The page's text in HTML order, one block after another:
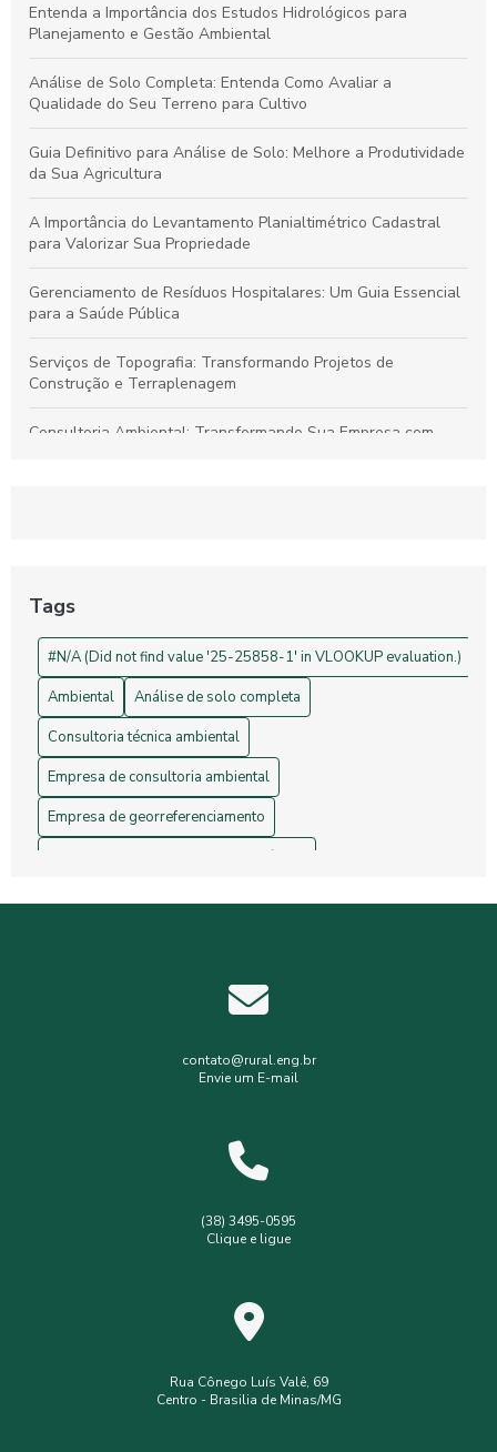
Entenda a Importância dos Estudos Hidrológicos para
Planejamento e Gestão Ambiental
Análise de Solo Completa: Entenda Como Avaliar a
Qualidade do Seu Terreno para Cultivo
Guia Definitivo para Análise de Solo: Melhore a Produtividade
da Sua Agricultura
A Importância do Levantamento Planialtimétrico Cadastral
para Valorizar Sua Propriedade
Gerenciamento de Resíduos Hospitalares: Um Guia Essencial
para a Saúde Pública
Serviços de Topografia: Transformando Projetos de
Construção e Terraplenagem
Consultoria Ambiental: Transformando Sua Empresa com
Drones na Topografia: Revolucionando Medições e Mapas
Tags
#N/A (Did not find value '25-25858-1' in VLOOKUP evaluation.)
Ambiental
Análise de solo completa
Consultoria técnica ambiental
Empresa de consultoria ambiental
Empresa de georreferenciamento
Empresa de gerenciamento de resíduos
Gerenciamento de resíduos hospitalares
Gerenciamento de resíduos sólidos
Levantamento planialtimétrico cadastral
Levantamento topográfico com drone
analise de solo interpretação
assistência técnica
contato@rural.eng.br
Envie um E-mail
(38) 3495-0595
Clique e ligue
Rua Cônego Luís Valê, 69
Centro - Brasilia de Minas/MG